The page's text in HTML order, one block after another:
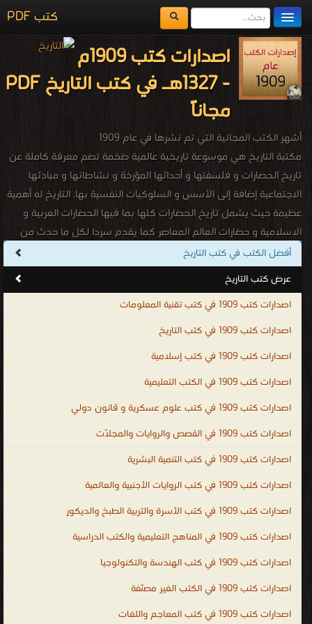
كتب PDF
مكتبة الكتب
المكتبات
يُقرأ حالياً
اضف كتاب
اصدارات كتب 1909م
- 1327هـ في كتب التاريخ PDF
مجاناً
أشهر الكتب المجانية التي تم نشرها في عام 1909
مكتبة التاريخ هي موسوعة تاريخية عالمية ضخمة تضم معرفة كاملة عن
تاريخ الحضارات و فلسفتها و أحداثها المؤرخة و نشاطاتها و مبادئها
الاجتماعية إضافة إلى الأسس و السلوكيات النفسية بها. التاريخ له أهمية
عظيمة حيث يشمل تاريخ الحضارات كلها بما فيها الحضارات العربية و
الاسلامية و حضارات العالم المعاصر كما يقدم سردا لكل ما حدث من
أحداث تاريخية في شتى البلدان فيكون بذلك هو الأساس في المحافظة
على تاريخ و عادات و تقاليد الدول و الحضارات كما يقوم بالتأشير على
السمات التى كانت و مازالت تميز كل حضارة على حدة سواء كانت هذة
الحضارات شرقية أم غربية و لا ننسى انه يلعب الدور الاكبر و الاهم فى
توثيق و تسجيل كل ما تم التوصل إليه من إنجازات مع ضرورة ذكر
الحضارات القديمة ، اسماء كتب تاريخية أهم كتب التاريخ ، تحميل كتب
تاريخية وسياسية ، كتب تاريخية ممنوعة كتب تاريخية اسلامية ، تحميل
كتب تاريخية نادرة مجانا ، كتب تاريخ الدولة العثمانية ، كتب تاريخية عن
الدولة العثمانية ، تحميل وقراءة أونلاين كتب تاريخ ، كتب تاريخ صوتية ،
كتب تاريخ قديم ، كتب تاريخ فرعونى ، كتب تاريخ ادبى ، كتب تاريخ
books ، history books free download ، world history books ،
indian history books ، history books to read ، history books PDF ،
history books in hindi ، history books online ، history books in
urdu ، historical books ، islamic history books ، islamic history
in english ، islamic history books in urdu pdf ، islamic history
books malayalam pdf ، islamic history books in bangla ، islamic
history in urdu ، islamic history books in malayalam التاريخ
أفضل الكتب في كتب التاريخ
عرض كتب التاريخ
اصدارات كتب 1909 في كتب تقنية المعلومات
اصدارات كتب 1909 في كتب التاريخ
اصدارات كتب 1909 في كتب إسلامية
اصدارات كتب 1909 في الكتب التعليمية
اصدارات كتب 1909 في كتب علوم عسكرية و قانون دولي
اصدارات كتب 1909 في القصص والروايات والمجلّات
اصدارات كتب 1909 في كتب التنمية البشرية
اصدارات كتب 1909 في كتب الروايات الأجنبية والعالمية
اصدارات كتب 1909 في كتب الأسرة والتربية الطبخ والديكور
اصدارات كتب 1909 في المناهج التعليمية والكتب الدراسية
اصدارات كتب 1909 في كتب الهندسة والتكنولوجيا
اصدارات كتب 1909 في الكتب الغير مصنّفة
اصدارات كتب 1909 في كتب المعاجم واللغات